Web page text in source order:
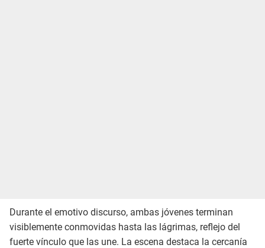
Durante el emotivo discurso, ambas jóvenes terminan
visiblemente conmovidas hasta las lágrimas, reflejo del
fuerte vínculo que las une. La escena destaca la cercanía